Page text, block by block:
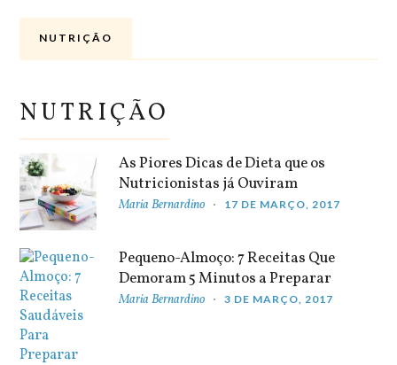
NUTRIÇÃO
NUTRIÇÃO
As Piores Dicas de Dieta que os
Nutricionistas já Ouviram
Maria Bernardino 17 DE MARÇO, 2017
Pequeno-Almoço: 7 Receitas Que
Demoram 5 Minutos a Preparar
Maria Bernardino 3 DE MARÇO, 2017